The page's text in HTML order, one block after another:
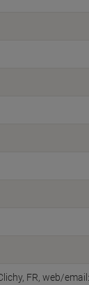
FR, web/